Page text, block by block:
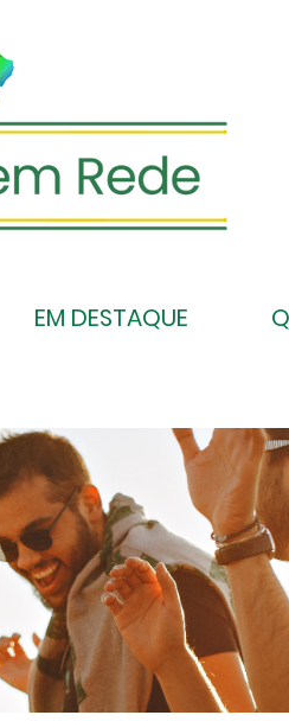
EM DESTAQUE